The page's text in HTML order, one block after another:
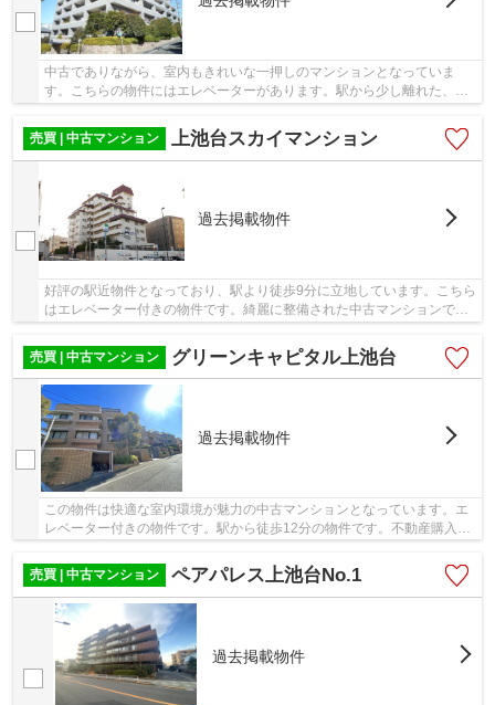
中古でありながら、室内もきれいな一押しのマンションとなっていま
す。こちらの物件にはエレベーターがあります。駅から少し離れた、駅
売買 | 中古マンション
上池台スカイマンション
過去掲載物件
好評の駅近物件となっており、駅より徒歩9分に立地しています。こちら
はエレベーター付きの物件です。綺麗に整備された中古マンションで清
潔感を感じます。不動産のご購入を検討してい...
売買 | 中古マンション
グリーンキャピタル上池台
過去掲載物件
この物件は快適な室内環境が魅力の中古マンションとなっています。エ
レベーター付きの物件です。駅から徒歩12分の物件です。不動産購入は
売買 | 中古マンション
ペアパレス上池台No.1
過去掲載物件